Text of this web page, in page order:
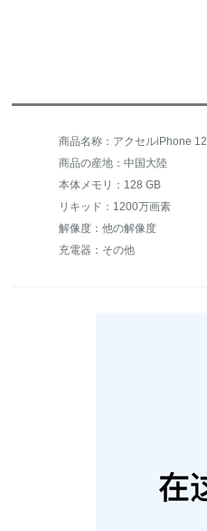
商品名称：アクセルiPhone 12
商品の産地：中国大陸
本体メモリ：128 GB
リキッド：1200万画素
解像度：他の解像度
充電器：その他